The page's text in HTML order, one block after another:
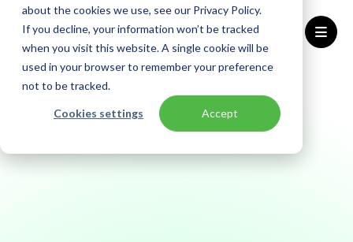
about the cookies we use, see our Privacy Policy.
If you decline, your information won’t be tracked
when you visit this website. A single cookie will be
used in your browser to remember your preference
not to be tracked.
Cookies settings Accept
Home Trust Center Naleving - DORA